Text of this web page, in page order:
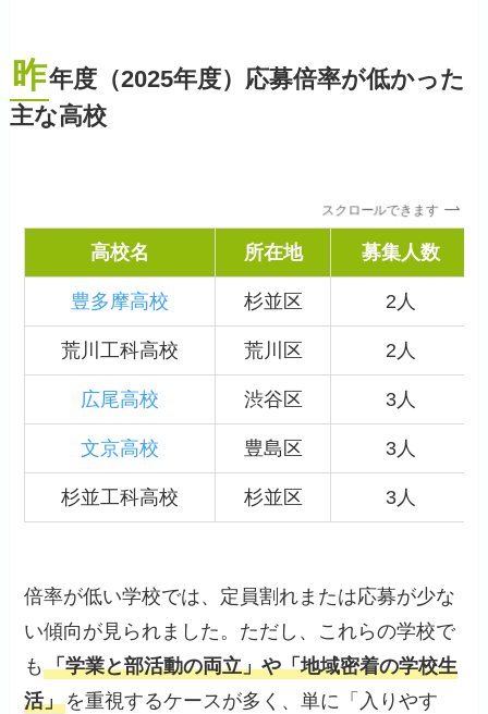
昨年度（2025年度）応募倍率が低かった
主な高校
スクロールできます
高校名 所在地 募集人数
豊多摩高校 杉並区 2人
荒川工科高校 荒川区 2人
広尾高校 渋谷区 3人
文京高校 豊島区 3人
杉並工科高校 杉並区 3人
倍率が低い学校では、定員割れまたは応募が少な
い傾向が見られました。ただし、これらの学校で
も「学業と部活動の両立」や「地域密着の学校生
活」を重視するケースが多く、単に「入りやす